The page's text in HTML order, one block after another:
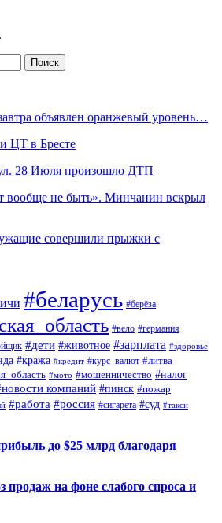
объявлен оранжевый уровень…
ЦТ в Бресте
28 Июля произошло ДТП
вообще не быть». Минчанин вскрыл
совершили прыжки с
#беларусь #берёза
#вело #германия
#дети #животное #зарплата #здоровье
#кража #кредит #курс_валют #литва
#мото #мошенничество #налог
компаний #пинск #пожар
#работа #россия #сигарета #суд #такси
до $25 млрд благодаря
продаж на фоне слабого спроса и